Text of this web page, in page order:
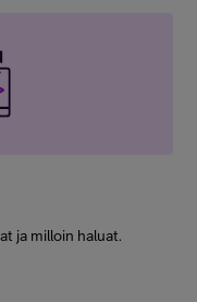
ja milloin haluat.